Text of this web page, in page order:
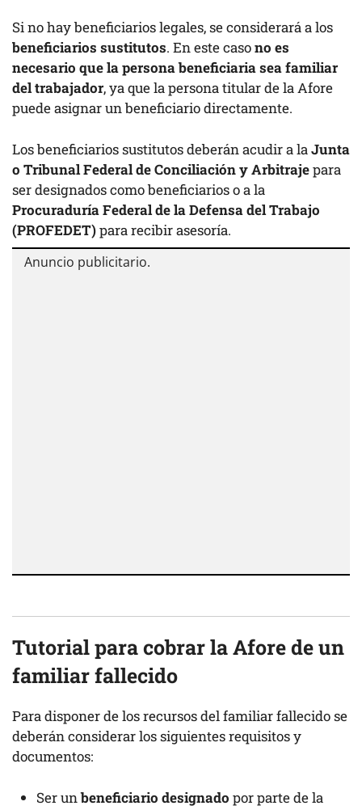
Si no hay beneficiarios legales, se considerará a los
beneficiarios sustitutos. En este casono es
necesario que la persona beneficiaria sea familiar
del trabajador, ya que la persona titular de la Afore
puede asignar un beneficiario directamente.
Los beneficiarios sustitutos deberán acudir a la Junta
o Tribunal Federal de Conciliación y Arbitrajepara
ser designados como beneficiarios o a la
Procuraduría Federal de la Defensa del Trabajo
(PROFEDET)para recibir asesoría.
Tutorial para cobrar la Afore de un
familiar fallecido
Para disponer de los recursos del familiar fallecido se
deberán considerar los siguientes requisitos y
documentos:
Ser unbeneficiario designado por parte de la